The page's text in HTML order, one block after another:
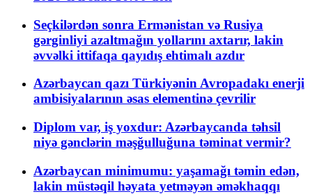
Seçkilərdən sonra Ermənistan və Rusiya
gərginliyi azaltmağın yollarını axtarır, lakin
əvvəlki ittifaqa qayıdış ehtimalı azdır
Azərbaycan qazı Türkiyənin Avropadakı enerji
ambisiyalarının əsas elementinə çevrilir
Diplom var, iş yoxdur: Azərbaycanda təhsil
niyə gənclərin məşğulluğuna təminat vermir?
Azərbaycan minimumu: yaşamağı təmin edən,
lakin müstəqil həyata yetməyən əməkhaqqı